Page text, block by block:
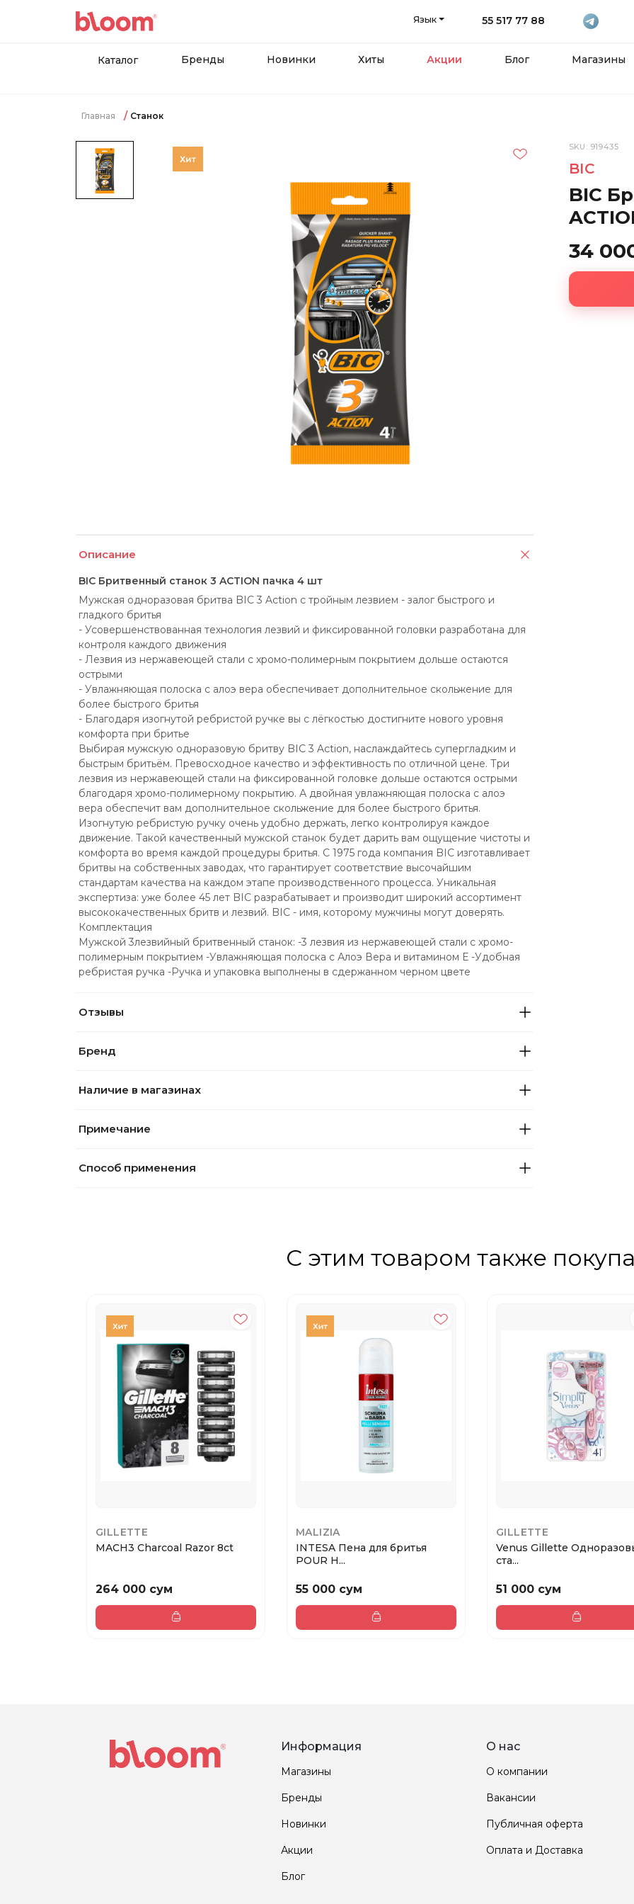
Язык 55 517 77 88
Каталог Бренды Новинки Хиты Акции Блог Магазины
Главная Станок
Описание
BIC Бритвенный станок 3 ACTION пачка 4 шт
Мужская одноразовая бритва BIC 3 Action с тройным лезвием - залог быстрого и
гладкого бритья
- Усовершенствованная технология лезвий и фиксированной головки разработана для
контроля каждого движения
- Лезвия из нержавеющей стали с хромо-полимерным покрытием дольше остаются
острыми
- Увлажняющая полоска с алоэ вера обеспечивает дополнительное скольжение для
более быстрого бритья
- Благодаря изогнутой ребристой ручке вы с лёгкостью достигните нового уровня
комфорта при бритье
Выбирая мужскую одноразовую бритву BIC 3 Action, наслаждайтесь супергладким и
быстрым бритьём. Превосходное качество и эффективность по отличной цене. Три
лезвия из нержавеющей стали на фиксированной головке дольше остаются острыми
благодаря хромо-полимерному покрытию. А двойная увлажняющая полоска с алоэ
вера обеспечит вам дополнительное скольжение для более быстрого бритья.
Изогнутую ребристую ручку очень удобно держать, легко контролируя каждое
движение. Такой качественный мужской станок будет дарить вам ощущение чистоты и
комфорта во время каждой процедуры бритья. С 1975 года компания BIC изготавливает
бритвы на собственных заводах, что гарантирует соответствие высочайшим
стандартам качества на каждом этапе производственного процесса. Уникальная
экспертиза: уже более 45 лет BIC разрабатывает и производит широкий ассортимент
высококачественных бритв и лезвий. BIC - имя, которому мужчины могут доверять.
Комплектация
Мужской 3лезвийный бритвенный станок: -3 лезвия из нержавеющей стали с хромо-
полимерным покрытием -Увлажняющая полоска с Алоэ Вера и витамином Е -Удобная
ребристая ручка -Ручка и упаковка выполнены в сдержанном черном цвете
Отзывы
Бренд
Наличие в магазинах
Примечание
Способ применения
SKU: 919435
BIC
BIC
34
С этим товаром также
GILLETTE
MACH3 Charcoal Razor 8ct
264 000 сум
MALIZIA
INTESA Пена для бритья
POUR H...
55 000 сум
GILLETTE
Venus Gillette
ста...
51 000 сум
Информация
Магазины
Бренды
Новинки
Акции
Блог
О нас
О компании
Вакансии
Публичная оферта
Оплата и Доставка